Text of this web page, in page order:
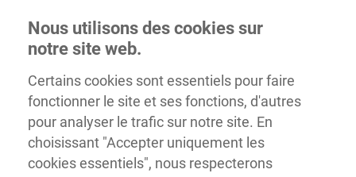
Nous utilisons des cookies sur
notre site web.
Certains cookies sont essentiels pour faire
fonctionner le site et ses fonctions, d'autres
pour analyser le trafic sur notre site. En
choisissant "Accepter uniquement les
cookies essentiels", nous respecterons